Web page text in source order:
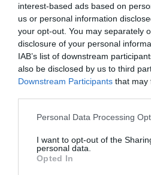
interest-based ads based on
us or personal information
your opt-out. You may separately
disclosure of your personal
IAB’s list of downstream
also be disclosed by us to third
Downstream Participants that may
Personal Data Processing
I want to opt-out of the
personal data.
Opted In
Kupiectwo
Sprzedaż serwonapędów i armatury
Ing. Marko Štofan
+421 51 7480 462
stofan@regada.sk
pneumatycznych i RTP
Ing. Ján Mihelič
mihelic@regada.sk
Produkcja odlewów aluminiowych